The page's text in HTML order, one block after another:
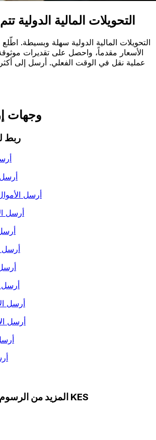
التحويلات المالية
الأسعار مقدماً، واحصل على تقديرات
وجهات
ربط
أرسل
أرسل
أرسل
أرسل
أرسل
أرسل
أرسل
المزيد من الرسوم البيانية المباشرة KES